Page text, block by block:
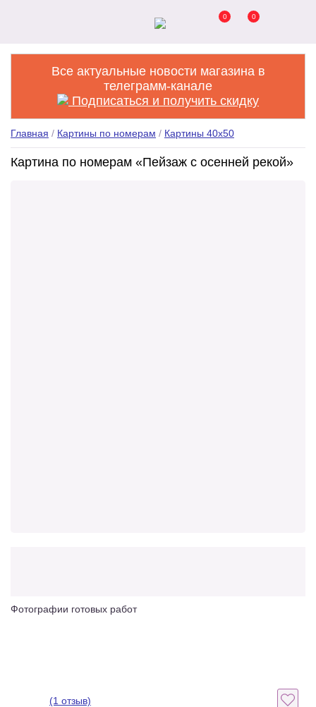
0 0
Все актуальные новости магазина в
телеграмм-канале
Подписаться и получить скидку
Главная / Картины по номерам / Картины 40x50
Картина по номерам «Пейзаж с осенней рекой»
Фотографии готовых работ
(1 отзыв)